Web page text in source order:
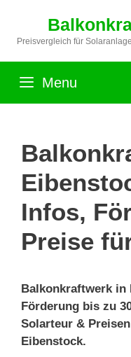
springen
Preisvergleich für
Menu
Infos,
Preise
Balkonkraftwerk in
Förderung bis zu
Solarteur &
Eibenstock.